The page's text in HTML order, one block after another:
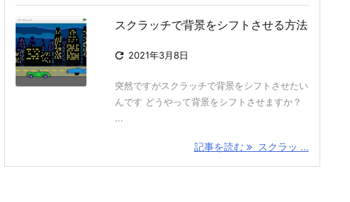
スクラッチで背景をシフトさせる方法
 2021年3月8日
突然ですがスクラッチで背景をシフトさせたい
んです どうやって背景をシフトさせますか？
...
記事を読む スクラッ ...